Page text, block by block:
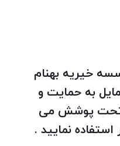
خیریه بهنام
به حمایت و
تحت پوشش می
نمایید .